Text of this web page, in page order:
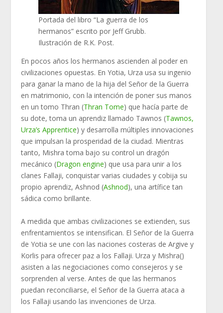
Portada del libro “La guerra de los
hermanos” escrito por Jeff Grubb.
Ilustración de R.K. Post.
En pocos años los hermanos ascienden al poder en
civilizaciones opuestas. En Yotia, Urza usa su ingenio
para ganar la mano de la hija del Señor de la Guerra
en matrimonio, con la intención de poner sus manos
en un tomo Thran (Thran Tome) que hacía parte de
su dote, toma un aprendiz llamado Tawnos (Tawnos,
Urza’s Apprentice) y desarrolla múltiples innovaciones
que impulsan la prosperidad de la ciudad. Mientras
tanto, Mishra toma bajo su control un dragón
mecánico (Dragon engine) que usa para unir a los
clanes Fallaji, conquistar varias ciudades y cobija su
propio aprendiz, Ashnod (Ashnod), una artífice tan
sádica como brillante.
A medida que ambas civilizaciones se extienden, sus
enfrentamientos se intensifican. El Señor de la Guerra
de Yotia se une con las naciones costeras de Argive y
Korlis para ofrecer paz a los Fallaji. Urza y ​​Mishra()
asisten a las negociaciones como consejeros y se
sorprenden al verse. Antes de que las hermanos
puedan reconciliarse, el Señor de la Guerra ataca a
los Fallaji usando las invenciones de Urza.